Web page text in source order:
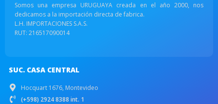
Somos una empresa URUGUAYA creada en el año 2000, nos
dedicamos a la importación directa de fabrica.
L.H. IMPORTACIONES S.A.S.
RUT: 216517090014
SUC. CASA CENTRAL
Hocquart 1676, Montevideo
(+598) 2924 8388 int. 1